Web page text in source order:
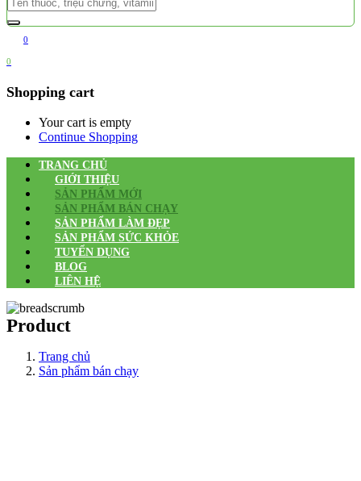
0
0
Shopping cart
Your cart is empty
Continue Shopping
TRANG CHỦ
GIỚI THIỆU
SẢN PHẨM MỚI
SẢN PHẨM BÁN CHẠY
SẢN PHẨM LÀM ĐẸP
SẢN PHẨM SỨC KHỎE
TUYỂN DỤNG
BLOG
LIÊN HỆ
Product
Trang chủ
Sản phẩm bán chạy